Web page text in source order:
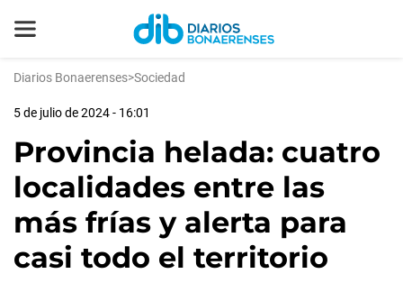
Diarios Bonaerenses>Sociedad
5 de julio de 2024 - 16:01
Provincia helada: cuatro
localidades entre las
más frías y alerta para
casi todo el territorio